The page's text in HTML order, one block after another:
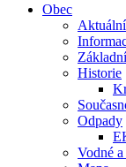
Obec
Historie
Odpady
Vodné a